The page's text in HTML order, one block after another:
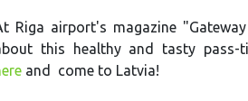
Riga airport's magazine
this healthy and tasty pass-
and come to Latvia!